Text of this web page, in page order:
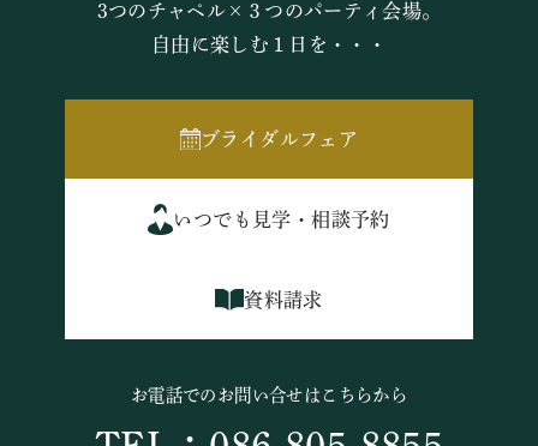
3つのチャペル×３つのパーティ会場。
自由に楽しむ１日を・・・
ブライダルフェア
いつでも見学・相談予約
資料請求
お電話でのお問い合せはこちらから